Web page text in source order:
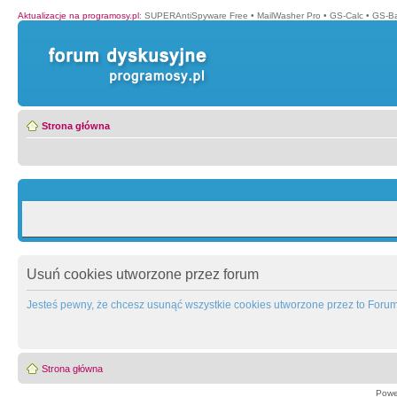
Aktualizacje na programosy.pl: SUPERAntiSpyware Free • MailWasher Pro • GS-Calc • GS-
Strona główna
Usuń cookies utworzone przez forum
Jesteś pewny, że chcesz usunąć wszystkie cookies utworzone przez to
Strona główna